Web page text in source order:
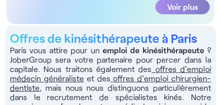
collaboration avec une équipe compétente et serez
soutenu(e) par des assistantes médicales. En tant que
kinésithérapeute, vos missions incluent : - Réalisation de
bilans fonctionnels - Élaboration et mise en œuvre des
plans de rééducation - Suivi des patients sur le long terme -
Collaboration avec les autres praticiens pour assurer une
prise en charge globale ADN de la structure Situé à Pantin,
cette entité ouverte depuis 3 mois propose un
environnement pluridisciplinaire de qualité avec : - Médecins
généralistes - Dentistes - Gynécologues - ORL L’équipe
Voir plus
Offres de kinésithérapeute à Paris
Paris vous attire pour un emploi de kinésithérapeute?
JoberGroup sera votre partenaire pour percer dans la
capitale. Nous traitons également des offres d'emploi
médecin généralisteet des offres d'emploi chirurgien-
dentiste, mais nous nous distinguons particulièrement
dans le recrutement de spécialistes kinés. Notre